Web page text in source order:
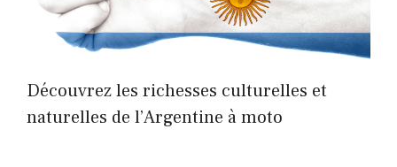
Découvrez les richesses culturelles et
naturelles de l’Argentine à moto